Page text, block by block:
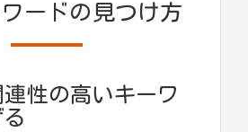
ードの見つけ方
性の高いキーワ